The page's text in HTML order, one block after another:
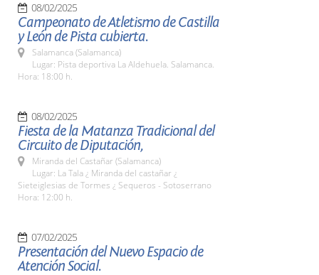
08/02/2025
Campeonato de Atletismo de Castilla
y León de Pista cubierta.
Salamanca (Salamanca)
Lugar: Pista deportiva La Aldehuela. Salamanca.
Hora: 18:00 h.
08/02/2025
Fiesta de la Matanza Tradicional del
Circuito de Diputación,
Miranda del Castañar (Salamanca)
Lugar: La Tala ¿ Miranda del castañar ¿
Sieteiglesias de Tormes ¿ Sequeros - Sotoserrano
Hora: 12:00 h.
07/02/2025
Presentación del Nuevo Espacio de
Atención Social.